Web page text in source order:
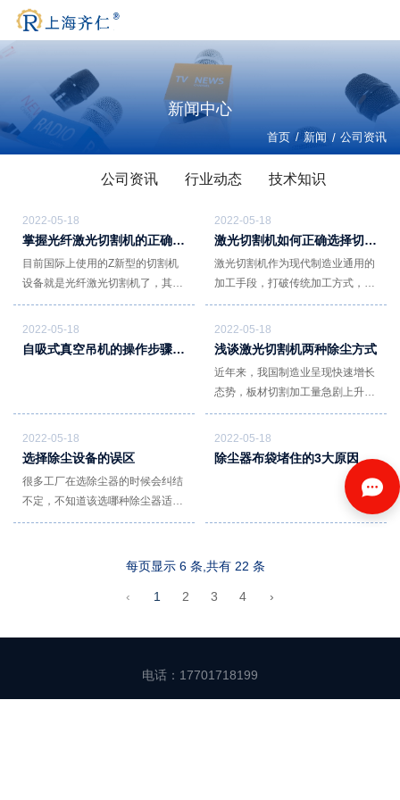
新闻中心
首页 / 新闻 / 公司资讯
公司资讯 行业动态 技术知识
2022-05-18
掌握光纤激光切割机的正确使
目前国际上使用的Z新型的切割机
设备就是光纤激光切割机了，其通
过高能量密度的激光光束输出，就
可以将激光光束聚集到加工工件的
表面上，这样工作就会瞬间的实现
2022-05-18
激光切割机如何正确选择切割
激光切割机作为现代制造业通用的
加工手段，打破传统加工方式，以
全新的切割工艺在各行各业广泛应
用，尤其是光纤激光切割机，近年
来呈“火箭式”发展。然后，激光切
助气体，这也是很多用户都比较关
心的一个问题
2022-05-18
自吸式真空吊机的操作步骤有
2022-05-18
浅谈激光切割机两种除尘方式
近年来，我国制造业呈现快速增长
态势，板材切割加工量急剧上升，
人们迫切期望Z大限度地提高切割
加工效率，因此在切割速度、切割
质量、缩短上下换板时间等方面存
在优点的干式激光切割已逐渐成为
一种潮流。当然，我们也不应忽视
一味地跟风可能带来的不利影响。
2022-05-18
选择除尘设备的误区
很多工厂在选除尘器的时候会纠结
不定，不知道该选哪种除尘器适用
在自己工况上，问的比较多的是打
谈谈打磨切割的工况该选用哪种除
2022-05-18
除尘器布袋堵住的3大原因
每页显示 6 条,共有 22 条
‹ 1 2 3 4 ›
电话：17701718199 18202185371 地址：浙江省嘉兴市嘉
电话：17701718199